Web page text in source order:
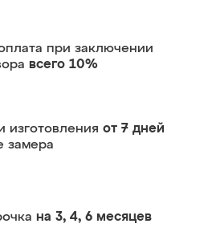
при заключении
всего 10%
изготовления от 7 дней
замера
на 3, 4, 6 месяцев